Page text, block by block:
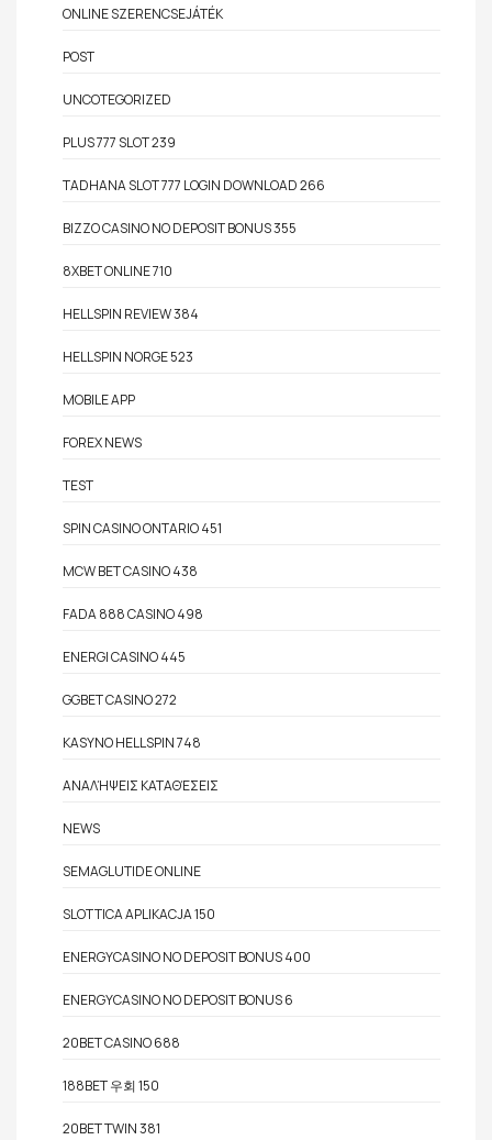
ONLINE SZERENCSEJÁTÉK
POST
UNCOTEGORIZED
PLUS 777 SLOT 239
TADHANA SLOT 777 LOGIN DOWNLOAD 266
BIZZO CASINO NO DEPOSIT BONUS 355
8XBET ONLINE 710
HELLSPIN REVIEW 384
HELLSPIN NORGE 523
MOBILE APP
FOREX NEWS
TEST
SPIN CASINO ONTARIO 451
MCW BET CASINO 438
FADA 888 CASINO 498
ENERGI CASINO 445
GGBET CASINO 272
KASYNO HELLSPIN 748
ΑΝΑΛΉΨΕΙΣ ΚΑΤΑΘΈΣΕΙΣ
NEWS
SEMAGLUTIDE ONLINE
SLOTTICA APLIKACJA 150
ENERGYCASINO NO DEPOSIT BONUS 400
ENERGYCASINO NO DEPOSIT BONUS 6
20BET CASINO 688
188BET 우회 150
20BET TWIN 381